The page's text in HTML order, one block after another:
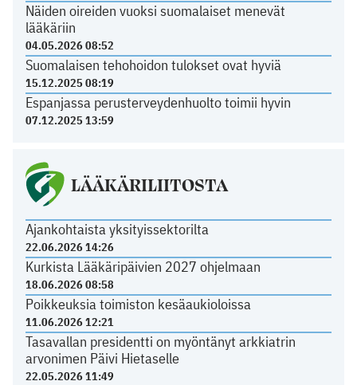
Näiden oireiden vuoksi suomalaiset menevät
lääkäriin
04.05.2026 08:52
Suomalaisen tehohoidon tulokset ovat hyviä
15.12.2025 08:19
Espanjassa perusterveydenhuolto toimii hyvin
07.12.2025 13:59
LÄÄKÄRILIITOSTA
Ajankohtaista yksityissektorilta
22.06.2026 14:26
Kurkista Lääkäripäivien 2027 ohjelmaan
18.06.2026 08:58
Poikkeuksia toimiston kesäaukioloissa
11.06.2026 12:21
Tasavallan presidentti on myöntänyt arkkiatrin
arvonimen Päivi Hietaselle
22.05.2026 11:49